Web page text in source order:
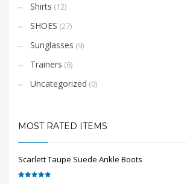
Shirts (12)
SHOES (27)
Sunglasses (9)
Trainers (6)
Uncategorized (0)
MOST RATED ITEMS
Scarlett Taupe Suede Ankle Boots